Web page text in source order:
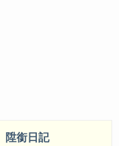
陞銜日記